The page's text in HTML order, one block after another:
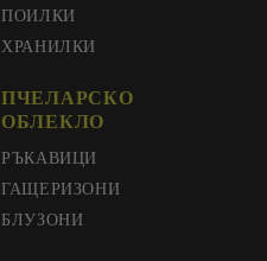
ПОИЛКИ
ХРАНИЛКИ
ПЧЕЛАРСКО
ОБЛЕКЛО
РЪКАВИЦИ
ГАЩЕРИЗОНИ
БЛУЗОНИ